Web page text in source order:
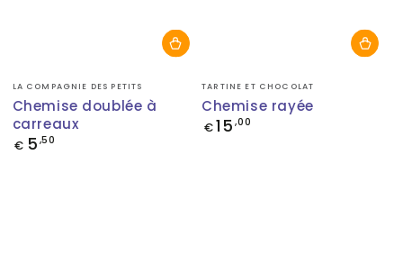
Fournisseur:
LA COMPAGNIE DES PETITS
Chemise doublée à
carreaux
Prix
€ 5 ,50
Fournisseur:
TARTINE ET CHOCOLAT
Chemise rayée
Prix
€15 ,00